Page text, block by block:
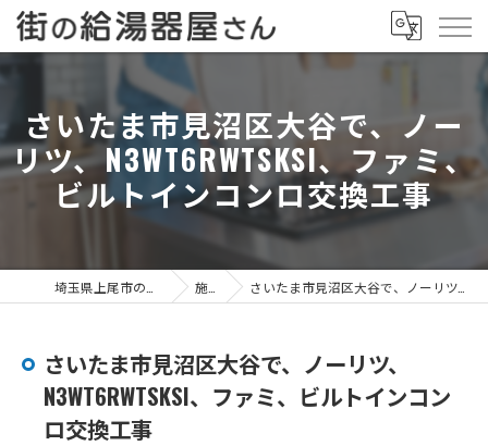
さいたま市見沼区大谷で、ノー
リツ、N3WT6RWTSKSI、ファミ、
ビルトインコンロ交換工事
施工事例 さいたま市見沼区大谷で、ノーリツ、N3WT6RWTSKSI、ファミ、ビルトインコンロ交換工事
さいたま市見沼区大谷で、ノーリツ、
N3WT6RWTSKSI、ファミ、ビルトインコン
ロ交換工事